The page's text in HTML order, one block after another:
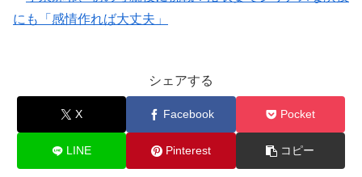
シェアする
X Facebook Pocket
LINE Pinterest コピー